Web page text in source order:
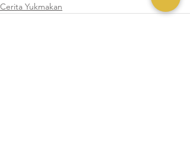
Cerita Yukmakan